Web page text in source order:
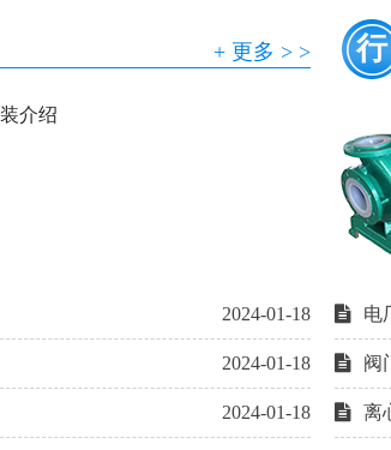
+ 更多 > >
介绍
2024-01-18
2024-01-18
2024-01-18
行
电
阀
离